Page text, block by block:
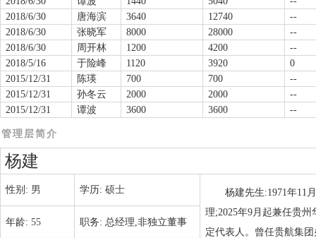
2018/6/30
唐海滨 3640 12740
--
2018/6/30
张晓军 8000 28000
--
2018/6/30
周开林 1200 4200
--
2018/5/16
于险峰 1120 3920
0
2015/12/31
陈瑛 700 700
--
2015/12/31
孙冬云 2000 2000
--
2015/12/31
谭波 3600 3600 --
管理层简介
杨建
性别: 男 学历: 硕士
杨建先生:1971年11
理;2025年9月起兼任贵
定代表人。曾任贵航集
年龄: 55 职务: 总经理,非独立董事